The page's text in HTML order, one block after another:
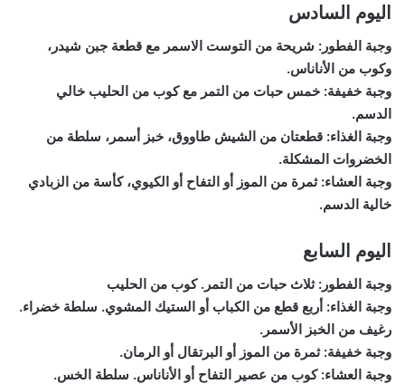
اليوم السادس
وجبة الفطور: شريحة من التوست الاسمر مع قطعة جبن شيدر،
وكوب من الأناناس.
وجبة خفيفة: خمس حبات من التمر مع كوب من الحليب خالي
الدسم.
وجبة الغذاء: قطعتان من الشيش طاووق، خبز أسمر، سلطة من
الخضروات المشكلة.
وجبة العشاء: ثمرة من الموز أو التفاح أو الكيوي، كأسة من الزبادي
خالية الدسم.
اليوم السابع
وجبة الفطور: ثلاث حبات من التمر. كوب من الحليب
وجبة الغذاء: أربع قطع من الكباب أو الستيك المشوي. سلطة خضراء.
رغيف من الخبز الأسمر.
وجبة خفيفة: ثمرة من الموز أو البرتقال أو الرمان.
وجبة العشاء: كوب من عصير التفاح أو الأناناس. سلطة الخس.